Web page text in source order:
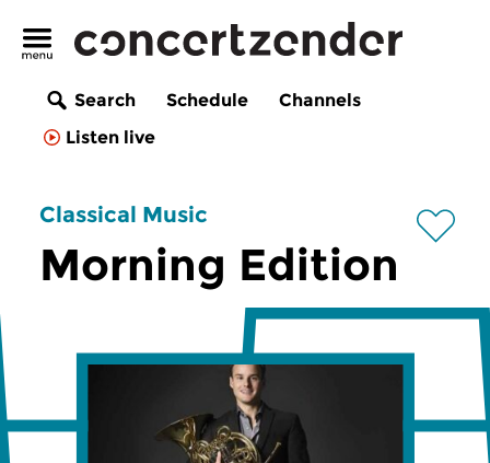
Search Schedule
Channels
Listen live
Classical Music
Morning Edition